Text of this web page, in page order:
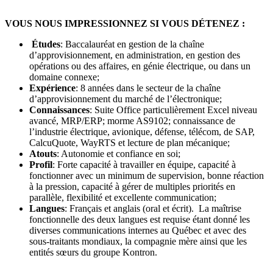
VOUS NOUS IMPRESSIONNEZ SI VOUS DÉTENEZ :
Études: Baccalauréat en gestion de la chaîne
d’approvisionnement, en administration, en gestion des
opérations ou des affaires, en génie électrique, ou dans un
domaine connexe;
Expérience: 8 années dans le secteur de la chaîne
d’approvisionnement du marché de l’électronique;
Connaissances: Suite Office particulièrement Excel niveau
avancé, MRP/ERP; morme AS9102; connaissance de
l’industrie électrique, avionique, défense, télécom, de SAP,
CalcuQuote, WayRTS et lecture de plan mécanique;
Atouts: Autonomie et confiance en soi;
Profil: Forte capacité à travailler en équipe, capacité à
fonctionner avec un minimum de supervision, bonne réaction
à la pression, capacité à gérer de multiples priorités en
parallèle, flexibilité et excellente communication;
Langues: Français et anglais (oral et écrit). La maîtrise
fonctionnelle des deux langues est requise étant donné les
diverses communications internes au Québec et avec des
sous-traitants mondiaux, la compagnie mère ainsi que les
entités sœurs du groupe Kontron.